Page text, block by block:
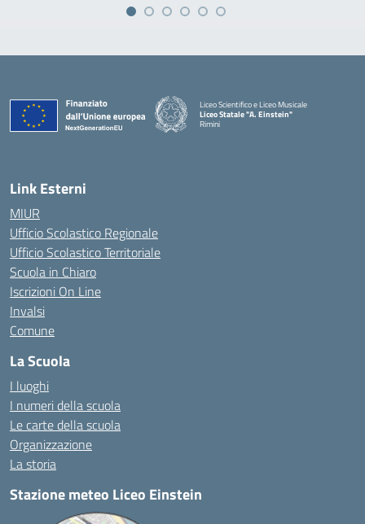
Liceo Scientifico e Liceo Musicale
Liceo Statale "A. Einstein"
Rimini
Link Esterni
MIUR
Ufficio Scolastico Regionale
Ufficio Scolastico Territoriale
Scuola in Chiaro
Iscrizioni On Line
Invalsi
Comune
La Scuola
I luoghi
I numeri della scuola
Le carte della scuola
Organizzazione
La storia
Stazione meteo Liceo Einstein